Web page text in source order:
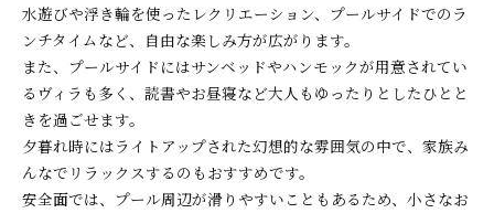
水遊びや浮き輪を使ったレクリエーション、プールサイドでのラ
ンチタイムなど、自由な楽しみ方が広がります。
また、プールサイドにはサンベッドやハンモックが用意されてい
るヴィラも多く、読書やお昼寝など大人もゆったりとしたひとと
きを過ごせます。
夕暮れ時にはライトアップされた幻想的な雰囲気の中で、家族み
んなでリラックスするのもおすすめです。
安全面では、プール周辺が滑りやすいこともあるため、小さなお